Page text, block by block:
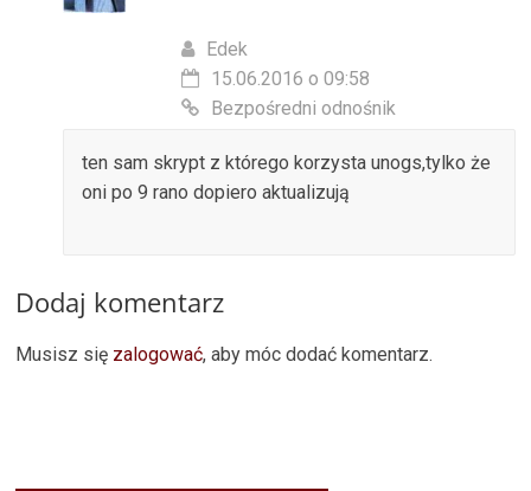
Edek
15.06.2016 o 09:58
Bezpośredni odnośnik
ten sam skrypt z którego korzysta unogs,tylko że
oni po 9 rano dopiero aktualizują
Dodaj komentarz
Musisz się zalogować, aby móc dodać komentarz.